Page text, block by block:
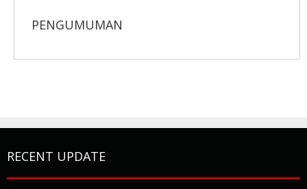
PENGUMUMAN
RECENT UPDATE